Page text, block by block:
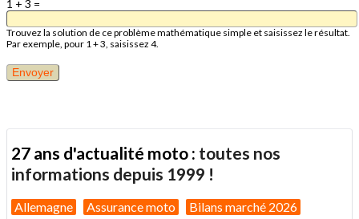
1 + 3 =
Trouvez la solution de ce problème mathématique simple et saisissez le résultat.
Par exemple, pour 1 + 3, saisissez 4.
27 ans d'actualité moto : toutes nos
informations depuis 1999 !
Allemagne Assurance moto Bilans marché 2026